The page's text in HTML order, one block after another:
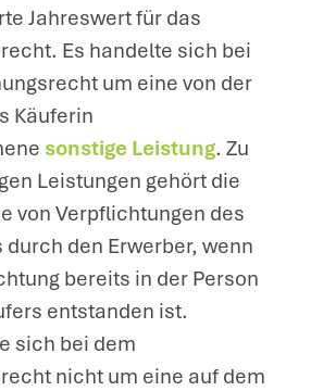
Jahreswert für das
Es handelte sich bei
um eine von der
Käuferin
sonstige Leistung. Zu
Leistungen gehört die
von Verpflichtungen des
den Erwerber, wenn
bereits in der Person
entstanden ist.
sich bei dem
nicht um eine auf dem